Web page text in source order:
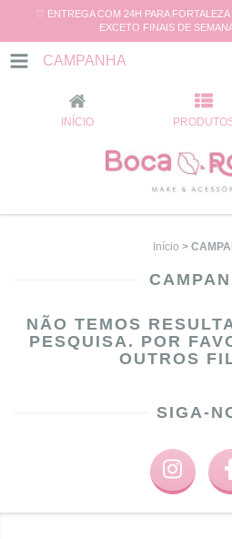
♡ ENTREGA COM 24H PARA
EXCETO FINAIS DE
CAMPANHA
INÍCIO
Início >
NÃO TEMOS
PESQUISA. POR
OUTROS
SIGA-